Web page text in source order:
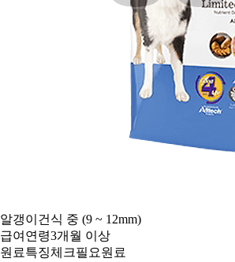
알갱이 건식 중 (9 ~ 12mm)
급여연령3개월 이상
원료특징체크필요원료